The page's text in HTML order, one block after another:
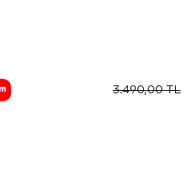
3.490,00TL